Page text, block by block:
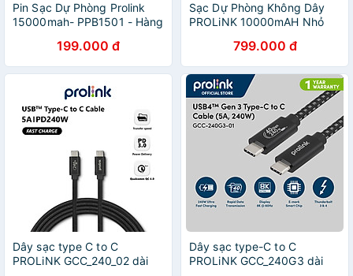
Pin Sạc Dự Phòng Prolink
15000mah- PPB1501 - Hàng
Cổng Sạc - Có Chức Năng
Đèn Pin
199.000 đ
Sạc Dự Phòng Không Dây
PROLiNK 10000mAH Nhỏ
Hành 12 Tháng
799.000 đ
Dây sạc type C to C
PROLiNK GCC_240_02 dài
Dây sạc type-C to C
PROLiNK GCC_240G3 dài